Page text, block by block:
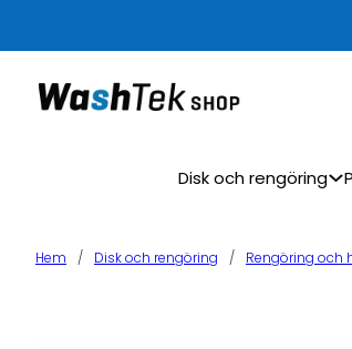
Disk och rengöring
Hem / Disk och rengöring / Rengöring och